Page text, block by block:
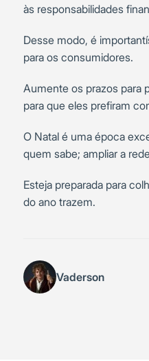
às responsabilidades
Desse modo, é
para os consumidores.
Aumente os prazos para
para que eles prefiram
O Natal é uma época
quem sabe; ampliar a
Esteja preparada para
do ano trazem.
Vaderson